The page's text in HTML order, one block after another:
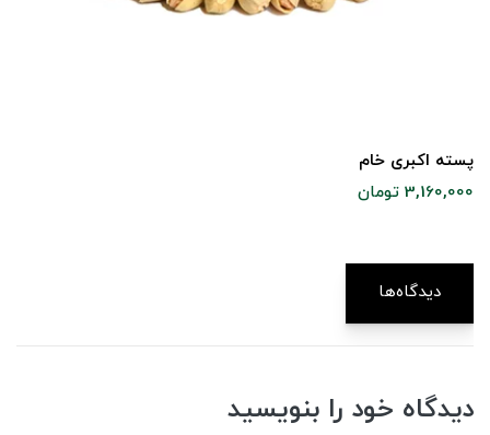
پسته اکبری خام
3,160,000 تومان
دیدگاه‌ها
دیدگاه خود را بنویسید